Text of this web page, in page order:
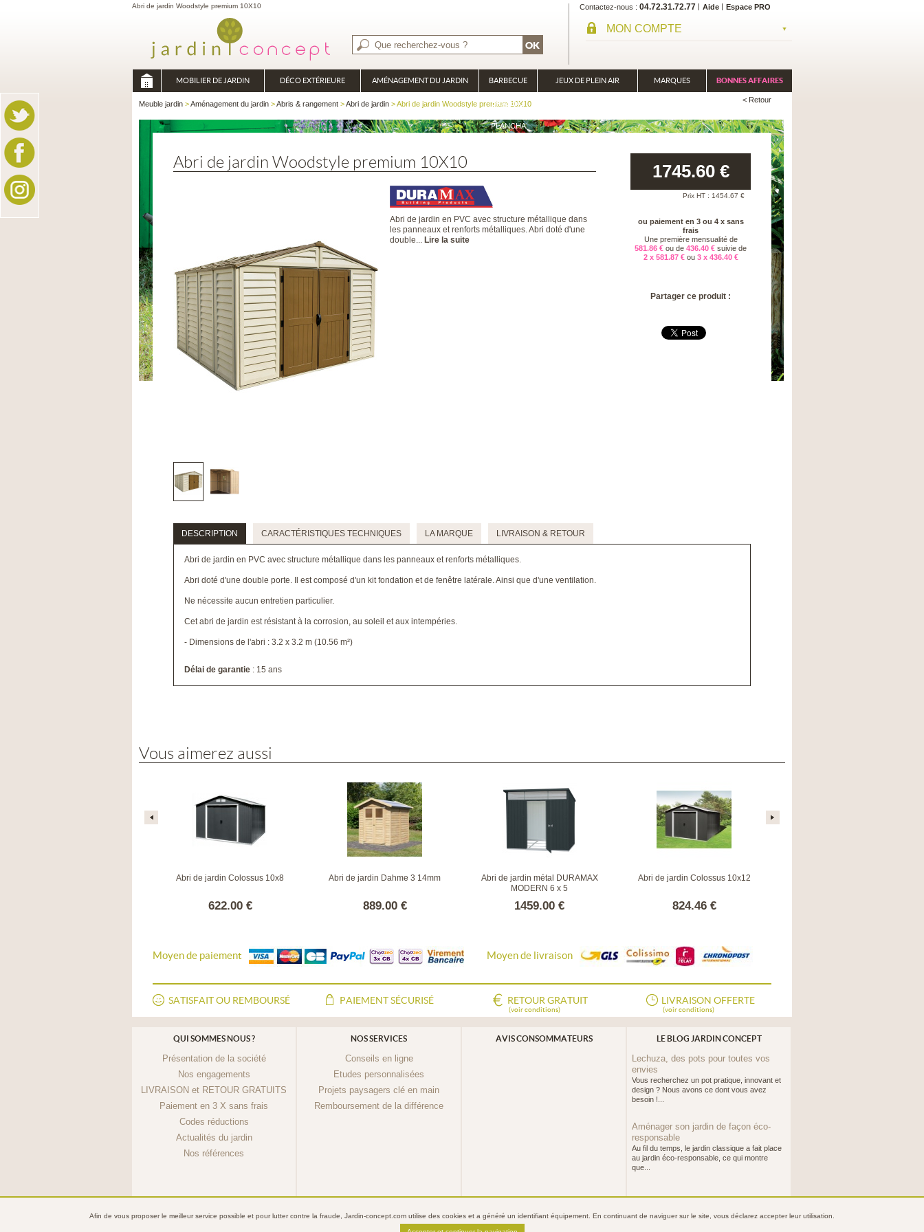
Abri de jardin Woodstyle premium 10X10 Contactez-nous 04.72.31.72.77 Aide Espace PRO
MON COMPTE
MOBILIER DE JARDIN DÉCO EXTÉRIEURE AMÉNAGEMENT DU JARDIN BARBECUE
BRASÉRO
PLANCHA
JEUX DE PLEIN AIR MARQUES BONNES AFFAIRES
Meuble jardin >Aménagement du jardin >Abris & rangement >Abri de jardin > Abri de jardin Woodstyle premium 10X10 < Retour
Abri de jardin Woodstyle premium 10X10
Abri de jardin en PVC avec structure métallique dans
les panneaux et renforts métalliques. Abri doté d'une
double... Lire la suite
1745.60 €
Prix HT : 1454.67 €
ou paiement en 3 ou 4 x sans
frais
Une première mensualité de
581.86 € ou de 436.40 € suivie de
2 x 581.87 € ou 3 x 436.40 €
Partager ce produit :
DESCRIPTION CARACTÉRISTIQUES TECHNIQUES LA MARQUE LIVRAISON & RETOUR
Abri de jardin en PVC avec structure métallique dans les panneaux et renforts métalliques.
Abri doté d'une double porte. Il est composé d'un kit fondation et de fenêtre latérale. Ainsi que d'une ventilation.
Ne nécessite aucun entretien particulier.
Cet abri de jardin est résistant à la corrosion, au soleil et aux intempéries.
- Dimensions de l'abri : 3.2 x 3.2 m (10.56 m²)
Délai de garantie : 15 ans
Vous aimerez aussi
Abri de jardin Colossus 10x8
622.00 €
Abri de jardin Dahme 3 14mm
889.00 €
Abri de jardin métal DURAMAX
MODERN 6 x 5
1459.00 €
Abri de jardin Colossus 10x12
824.46 €
Moyen de paiement Moyen de livraison
SATISFAIT OU REMBOURSÉ PAIEMENT SÉCURISÉ RETOUR GRATUIT
(voir conditions)
LIVRAISON OFFERTE
(voir conditions)
QUI SOMMES NOUS ?
Présentation de la société
Nos engagements
LIVRAISON et RETOUR GRATUITS
Paiement en 3 X sans frais
Codes réductions
Actualités du jardin
Nos références
NOS SERVICES
Conseils en ligne
Etudes personnalisées
Projets paysagers clé en main
Remboursement de la différence
AVIS CONSOMMATEURS LE BLOG JARDIN CONCEPT
Lechuza, des pots pour toutes vos
envies
Vous recherchez un pot pratique, innovant et
design ? Nous avons ce dont vous avez
besoin !...
Aménager son jardin de façon éco-
responsable
Au fil du temps, le jardin classique a fait place
au jardin éco-responsable, ce qui montre
que...
Afin de vous proposer le meilleur service possible et pour lutter contre la fraude, Jardin-concept.com utilise des cookies et a généré un identifiant équipement. En continuant de naviguer sur le site, vous déclarez accepter leur utilisation.